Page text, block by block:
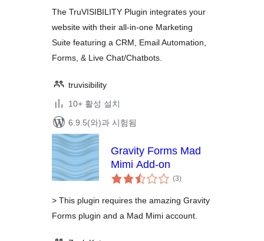
The TruVISIBILITY Plugin integrates your
website with their all-in-one Marketing
Suite featuring a CRM, Email Automation,
Forms, & Live Chat/Chatbots.
truvisibility
10+ 활성 설치
6.9.5(와)과 시험됨
Gravity Forms Mad
Mimi Add-on
(3전
체
점
)
> This plugin requires the amazing Gravity
Forms plugin and a Mad Mimi account.